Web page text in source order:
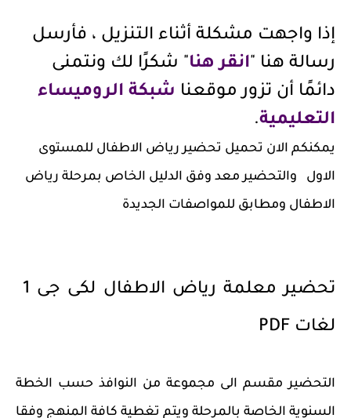
إذا واجهت مشكلة أثناء التنزيل ، فأرسل
رسالة هنا "انقر هنا" شكرًا لك ونتمنى
دائمًا أن تزور موقعنا شبكة الروميساء
التعليمية.
يمكنكم الان تحميل تحضير رياض الاطفال للمستوى
الاول والتحضير معد وفق الدليل الخاص بمرحلة رياض
الاطفال ومطابق للمواصفات الجديدة
لغات PDF
التحضير مقسم الى مجموعة من النوافذ حسب الخطة
السنوية الخاصة بالمرحلة ويتم تغطية كافة المنهج وفقا